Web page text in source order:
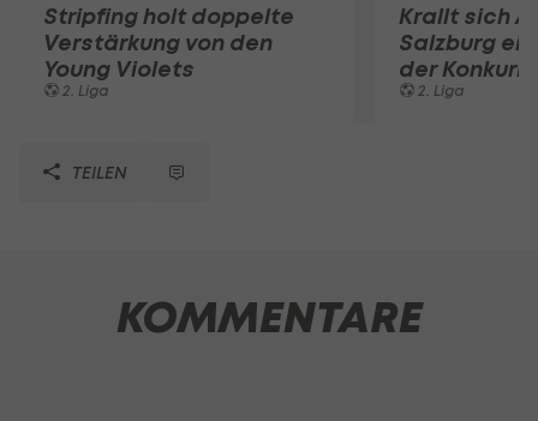
Stripfing holt doppelte
Verstärkung von den
Young Violets
2. Liga
Krallt sich
Salzburg
der
2. Liga
TEILEN
KOMMENTARE